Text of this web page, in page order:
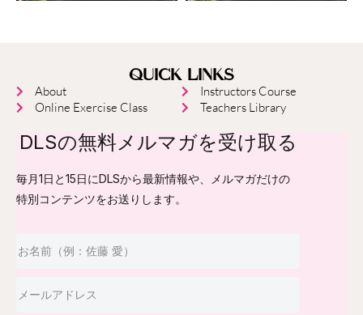
QUICK LINKS
About
Online Exercise Class
Instructors Course
Teachers Library
DLSの無料メルマガを受け取る
毎月1日と15日にDLSから最新情報や、メルマガだけの
特別コンテンツをお送りします。